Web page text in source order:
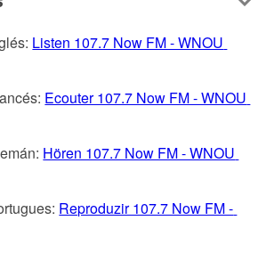
Listen 107.7 Now FM - WNOU
Ecouter 107.7 Now FM - WNOU
Hören 107.7 Now FM - WNOU
Reproduzir 107.7 Now FM -